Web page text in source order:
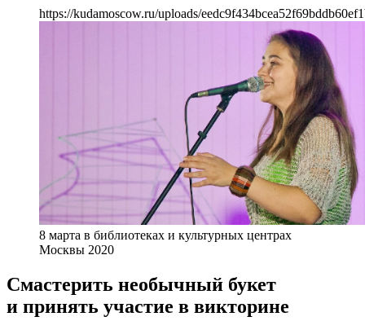
https://kudamoscow.ru/uploads/
8 марта в библиотеках и культурных центрах
Москвы 2020
Смастерить необычный букет
и принять участие в викторине